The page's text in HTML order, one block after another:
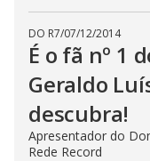
DO R7/07/12/2014
É o fã nº 1
Geraldo
descubra!
Apresentador do
Rede Record